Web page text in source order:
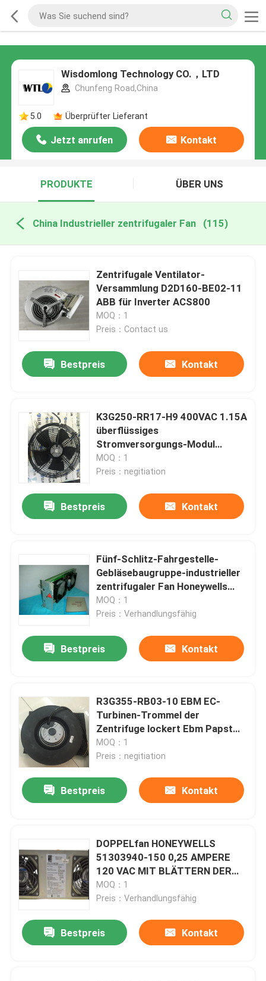
Wisdomlong Technology CO.，LTD
Chunfeng Road,China
5.0 Überprüfter Lieferant
Jetzt anrufen Kontakt
PRODUKTE ÜBER UNS
China Industrieller zentrifugaler Fan (115)
Zentrifugale Ventilator-
Versammlung D2D160-BE02-11
ABB für Inverter ACS800
MOQ：1
Preis：Contact us
Bestpreis Kontakt
K3G250-RR17-H9 400VAC 1.15A
überflüssiges
Stromversorgungs-Modul
Deutschland Ebmpapst
MOQ：1
Preis：negitiation
Bestpreis Kontakt
Fünf-Schlitz-Fahrgestelle-
Gebläsebaugruppe-industrieller
zentrifugaler Fan Honeywells
51400646-100 TDC 3000
MOQ：1
Preis：Verhandlungsfähig
Bestpreis Kontakt
R3G355-RB03-10 EBM EC-
Turbinen-Trommel der
Zentrifuge lockert Ebm Papst
PLM auf
MOQ：1
Preis：negitiation
Bestpreis Kontakt
DOPPELfan HONEYWELLS
51303940-150 0,25 AMPERE
120 VAC MIT BLÄTTERN DER
WARNUNGS-3 3100 U/MIN
MOQ：1
Preis：Verhandlungsfähig
Bestpreis Kontakt